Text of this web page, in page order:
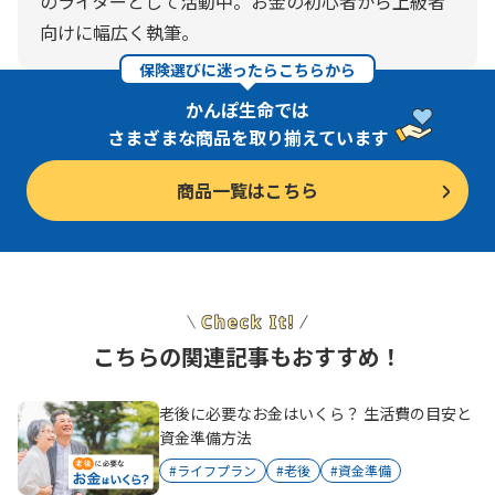
向けに幅広く執筆。
保険選びに迷ったらこちらから
かんぽ生命では
さまざまな商品を取り揃えています
商品一覧はこちら
こちらの関連記事もおすすめ！
老後に必要なお金はいくら？ 生活費の目安と
資金準備方法
#ライフプラン #老後 #資金準備